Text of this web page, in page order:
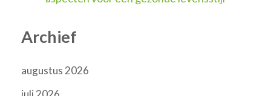
Archief
augustus 2026